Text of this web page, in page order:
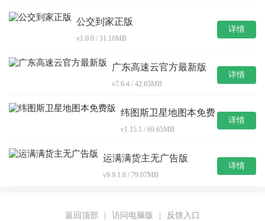
公交到家正版
v1.0.0 / 31.16MB
详情
广东高速云官方最新版
v7.6.4 / 42.65MB
详情
纬图斯卫星地图本免费
v1.15.1 / 69.65MB
详情
运满满货主无广告版
v9.9.1.0 / 79.07MB
详情
返回顶部 | 访问电脑版 | 反馈入口